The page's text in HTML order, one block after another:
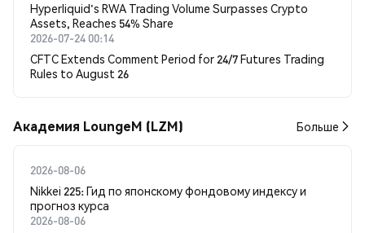
Hyperliquid's RWA Trading Volume Surpasses Crypto
Assets, Reaches 54% Share
2026-07-24 00:14
CFTC Extends Comment Period for 24/7 Futures Trading
Rules to August 26
Академия LoungeM (LZM) Больше
2026-08-06
Nikkei 225: Гид по японскому фондовому индексу и
прогноз курса
2026-08-06